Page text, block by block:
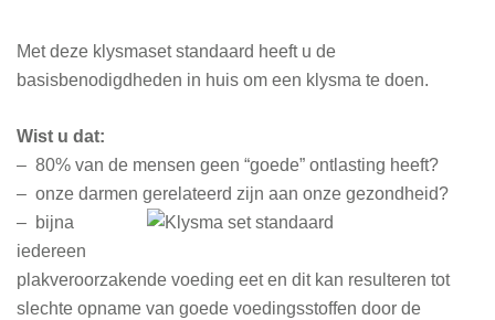
Met deze klysmaset standaard heeft u de
basisbenodigdheden in huis om een klysma te doen.
Wist u dat:
– 80% van de mensen geen “goede” ontlasting heeft?
– onze darmen gerelateerd zijn aan onze gezondheid?
– bijna
iedereen
plakveroorzakende voeding eet en dit kan resulteren tot
slechte opname van goede voedingsstoffen door de